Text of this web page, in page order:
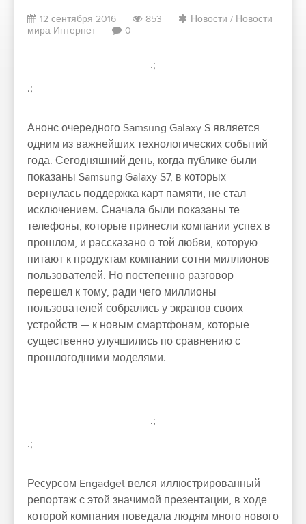
12 сентября 2016 853 Новости / Новости
мира Интернет
0
.;
.;
Анонс очередного Samsung Galaxy S является
одним из важнейших технологических событий
года. Сегодняшний день, когда публике были
показаны Samsung Galaxy S7, в которых
вернулась поддержка карт памяти, не стал
исключением. Сначала были показаны те
телефоны, которые принесли компании успех в
прошлом, и рассказано о той любви, которую
питают к продуктам компании сотни миллионов
пользователей. Но постепенно разговор
перешел к тому, ради чего миллионы
пользователей собрались у экранов своих
устройств — к новым смартфонам, которые
существенно улучшились по сравнению с
прошлогодними моделями.
.;
.;
Ресурсом Engadget велся иллюстрированный
репортаж с этой значимой презентации, в ходе
которой компания поведала людям много нового